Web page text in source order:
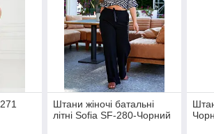
Штани жіночі батальні
літні Sofia SF-280-Чорний